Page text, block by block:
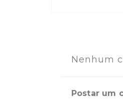
Nenhum
Postar um